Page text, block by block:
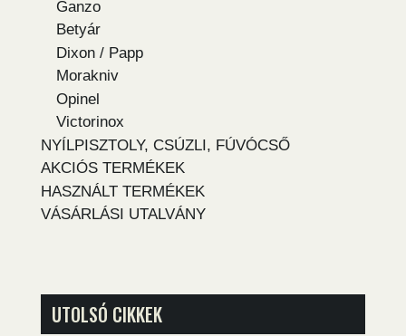
Ganzo
Betyár
Dixon / Papp
Morakniv
Opinel
Victorinox
NYÍLPISZTOLY, CSÚZLI, FÚVÓCSŐ
AKCIÓS TERMÉKEK
HASZNÁLT TERMÉKEK
VÁSÁRLÁSI UTALVÁNY
UTOLSÓ CIKKEK